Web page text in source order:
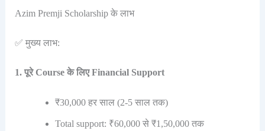
Azim Premji Scholarship के लाभ
✅ मुख्य लाभ:
1. पूरे Course के लिए Financial Support
₹30,000 हर साल (2-5 साल तक)
Total support: ₹60,000 से ₹1,50,000 तक